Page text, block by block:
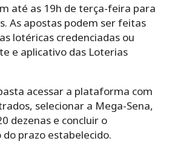
até as 19h de terça-feira para
As apostas podem ser feitas
lotéricas credenciadas ou
e aplicativo das Loterias
acessar a plataforma com
selecionar a Mega-Sena,
dezenas e concluir o
prazo estabelecido.